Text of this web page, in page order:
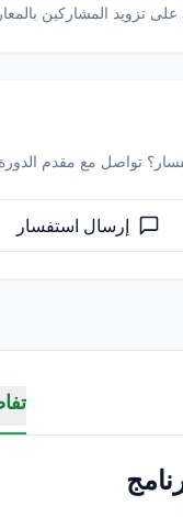
على تزويد المشاركين
تواصل مع مقدم
إرسال استفسار